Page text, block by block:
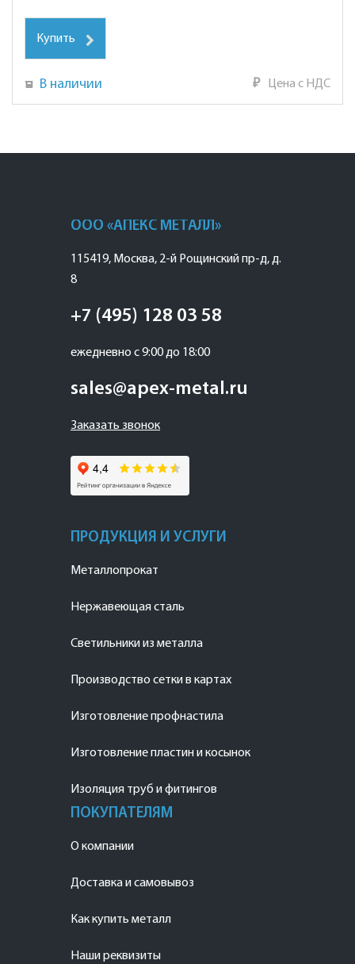
Купить
В наличии ₽ Цена с НДС
ООО «АПЕКС МЕТАЛЛ»
115419, Москва, 2-й Рощинский пр-д, д.
8
+7 (495) 128 03 58
ежедневно с 9:00 до 18:00
sales@apex-metal.ru
Заказать звонок
ПРОДУКЦИЯ И УСЛУГИ
Металлопрокат
Нержавеющая сталь
Светильники из металла
Производство сетки в картах
Изготовление профнастила
Изготовление пластин и косынок
Изоляция труб и фитингов
ПОКУПАТЕЛЯМ
О компании
Доставка и самовывоз
Как купить металл
Наши реквизиты